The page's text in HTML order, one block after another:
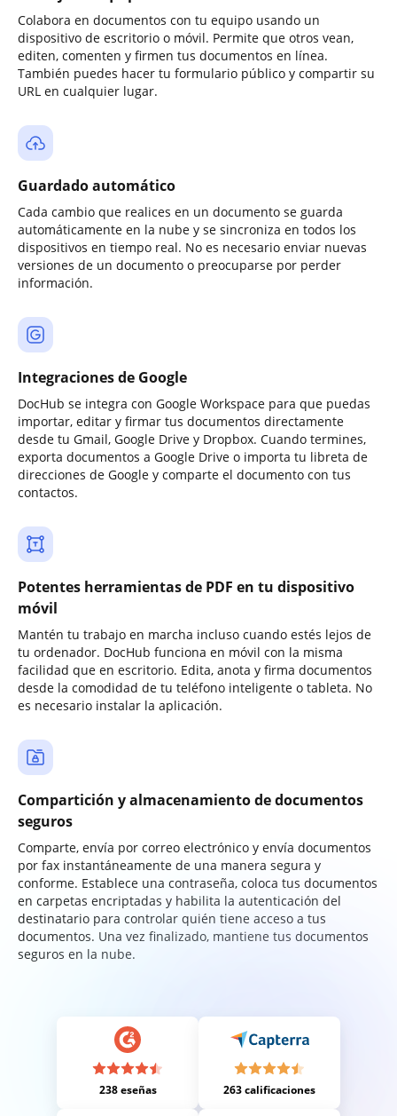
Colabora en documentos con tu equipo usando un
dispositivo de escritorio o móvil. Permite que otros vean,
editen, comenten y firmen tus documentos en línea.
También puedes hacer tu formulario público y compartir su
URL en cualquier lugar.
Guardado automático
Cada cambio que realices en un documento se guarda
automáticamente en la nube y se sincroniza en todos los
dispositivos en tiempo real. No es necesario enviar nuevas
versiones de un documento o preocuparse por perder
información.
Integraciones de Google
DocHub se integra con Google Workspace para que puedas
importar, editar y firmar tus documentos directamente
desde tu Gmail, Google Drive y Dropbox. Cuando termines,
exporta documentos a Google Drive o importa tu libreta de
direcciones de Google y comparte el documento con tus
contactos.
Potentes herramientas de PDF en tu dispositivo
móvil
Mantén tu trabajo en marcha incluso cuando estés lejos de
tu ordenador. DocHub funciona en móvil con la misma
facilidad que en escritorio. Edita, anota y firma documentos
desde la comodidad de tu teléfono inteligente o tableta. No
es necesario instalar la aplicación.
Compartición y almacenamiento de documentos
seguros
Comparte, envía por correo electrónico y envía documentos
por fax instantáneamente de una manera segura y
conforme. Establece una contraseña, coloca tus documentos
en carpetas encriptadas y habilita la autenticación del
destinatario para controlar quién tiene acceso a tus
documentos. Una vez finalizado, mantiene tus documentos
seguros en la nube.
238 eseñas 263 calificaciones